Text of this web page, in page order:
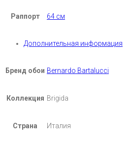
Раппорт 64 см
Дополнительная информация
Бренд обои Bernardo Bartalucci
Коллекция Brigida
Страна Италия